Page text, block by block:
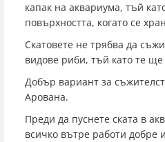
капак на аквариума, тъй
повърхността, когато се
Скатовете не трябва да
видове риби, тъй като те ще
Добър вариант за
Арована.
Преди да пуснете ската в
всичко вътре работи добре